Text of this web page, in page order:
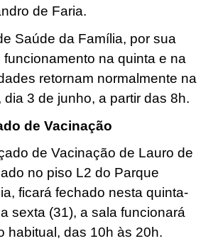
de Faria.
Saúde da Família, por sua
na quinta e na
retornam normalmente na
3 de junho, a partir das 8h.
de Vacinação
de Vacinação de Lauro de
no piso L2 do Parque
ficará fechado nesta quinta-
sexta (31), a sala funcionará
habitual, das 10h às 20h.